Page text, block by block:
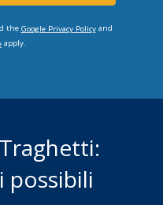
the Google Privacy Policyand
apply.
possibili